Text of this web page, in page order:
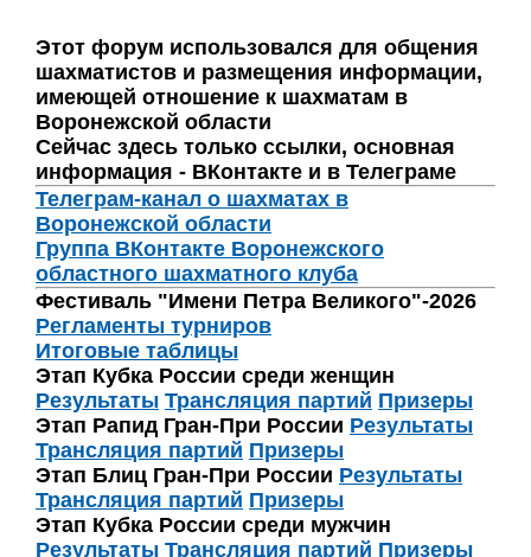
Этот форум использовался для общения
шахматистов и размещения информации,
имеющей отношение к шахматам в
Воронежской области
Сейчас здесь только ссылки, основная
информация - ВКонтакте и в Телеграме
Телеграм-канал о шахматах в
Воронежской области
Группа ВКонтакте Воронежского
областного шахматного клуба
Фестиваль "Имени Петра Великого"-2026
Регламенты турниров
Итоговые таблицы
Этап Кубка России среди женщин
Результаты Трансляция партий Призеры
Этап Рапид Гран-При России Результаты
Трансляция партий Призеры
Этап Блиц Гран-При России Результаты
Трансляция партий Призеры
Этап Кубка России среди мужчин
Результаты Трансляция партий Призеры